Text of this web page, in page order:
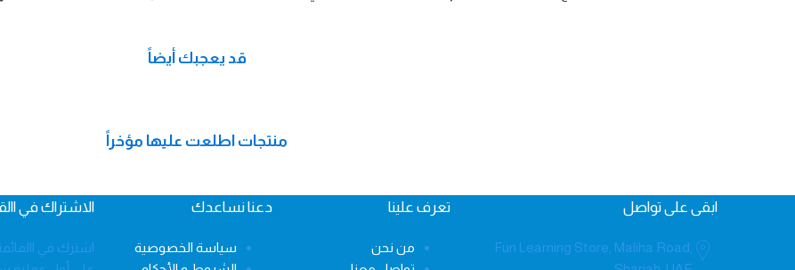
قد يعجبك أيضاً
منتجات اطلعت عليها مؤخراً
ابقى على تواصل
Fun Learning Store, Maliha Road,
تعرف علينا
من نحن
دعنا نساعدك
سياسة الخصوصية
الاشتراك في